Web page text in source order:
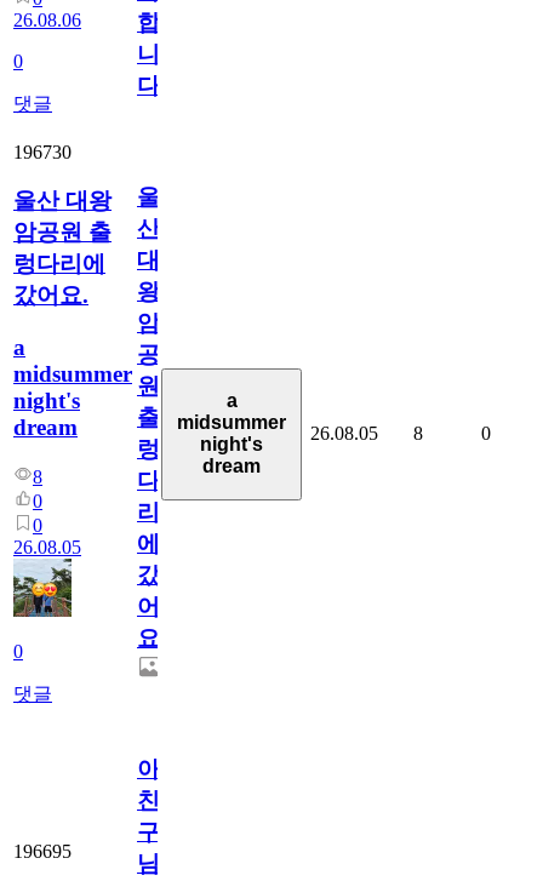
26.08.06
0
댓글
합
니
다
196730
울산 대왕
암공원 출
렁다리에
갔어요.
a
midsummer
night's
dream
8
0
0
26.08.05
0
댓글
울
산
대
왕
암
공
원
출
렁
다
리
에
갔
어
요.
a
midsummer
night's
dream
26.08.05 8 0
196695
아.
친
구
님